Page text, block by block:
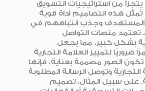
يتجزأ من استراتيجيات التسويق
هذه التصاميم أداة قوية
المستهدف وجذب انتباههم في
تعتمد منصات التواصل
بشكل كبير، مما يجعل
ضروريًا لتمييز العلامة التجارية
الصور مصممة بعناية، فإنها
وتوصل الرسالة المطلوبة
على سبيل المثال، تصميم